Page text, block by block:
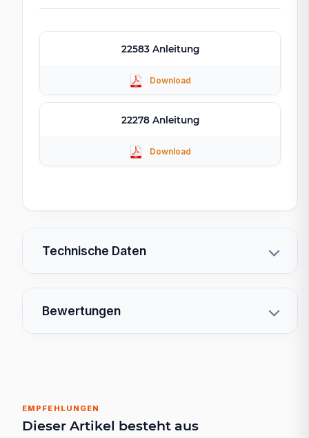
22583 Anleitung
22278 Anleitung
Technische Daten
Bewertungen
EMPFEHLUNGEN
Dieser Artikel besteht aus